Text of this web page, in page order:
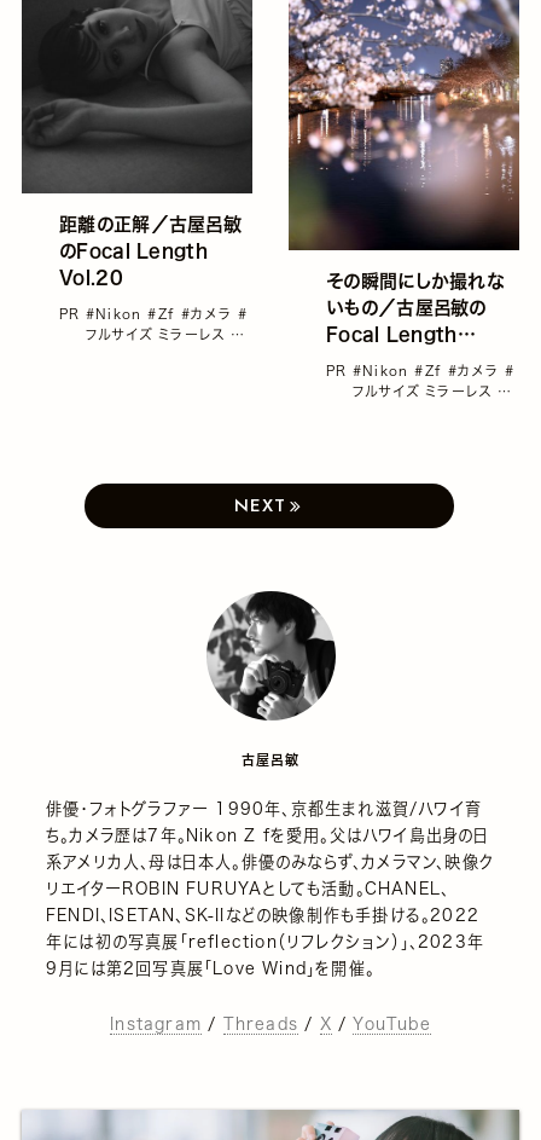
距離の正解／古屋呂敏
のFocal Length
Vol.20
PR #Nikon#Zf#カメラ#
フルサイズ ミラーレス #
その瞬間にしか撮れな
いもの／古屋呂敏の
Focal Length
Vol.19
PR #Nikon#Zf#カメラ#
フルサイズ ミラーレス #
古屋呂敏
俳優・フォトグラファー 1990年、京都生まれ滋賀/ハワイ育
ち。カメラ歴は7年。Nikon Z fを愛用。父はハワイ島出身の日
系アメリカ人、母は日本人。俳優のみならず、カメラマン、映像ク
リエイターROBIN FURUYAとしても活動。CHANEL、
FENDI、ISETAN、SK-IIなどの映像制作も手掛ける。2022
年には初の写真展「reflection（リフレクション）」、2023年
9月には第2回写真展「Love Wind」を開催。
Instagram / Threads / X / YouTube